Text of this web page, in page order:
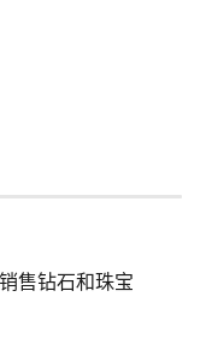
售钻石和珠宝